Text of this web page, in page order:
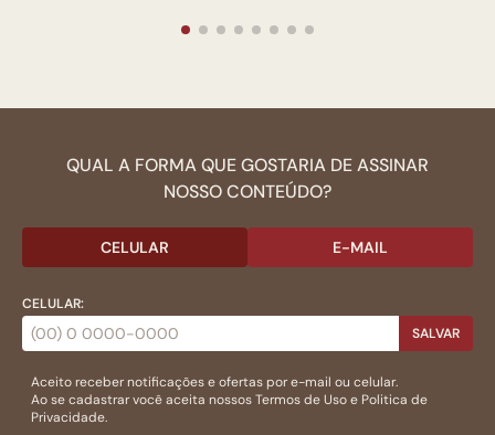
QUAL A FORMA QUE GOSTARIA DE ASSINAR
NOSSO CONTEÚDO?
CELULAR E-MAIL
CELULAR:
SALVAR
Aceito receber notificações e ofertas por e-mail ou celular.
Ao se cadastrar você aceita nossosTermos de Usoe Politica de
Privacidade.